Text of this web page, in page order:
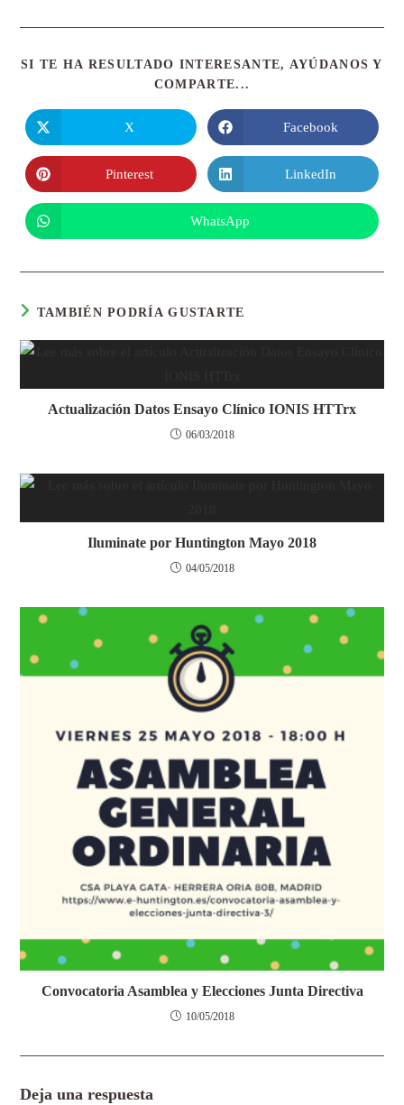
SI TE HA RESULTADO INTERESANTE, AYÚDANOS Y
COMPARTE...
X Facebook
Pinterest LinkedIn
WhatsApp
TAMBIÉN PODRÍA GUSTARTE
Actualización Datos Ensayo Clínico IONIS HTTrx
06/03/2018
Iluminate por Huntington Mayo 2018
04/05/2018
Convocatoria Asamblea y Elecciones Junta Directiva
10/05/2018
Deja una respuesta